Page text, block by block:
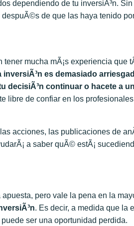
dependiendo de tu inversiÃ³n.
de que las haya tenido
mucha mÃ¡s experiencia que
inversiÃ³n es demasiado
decisiÃ³n continuar o hacete a
libre de confiar en los
acciones, las publicaciones de
a saber quÃ© estÃ¡
pero vale la pena en la
. Es decir, a medida que la
ser una oportunidad perdida.